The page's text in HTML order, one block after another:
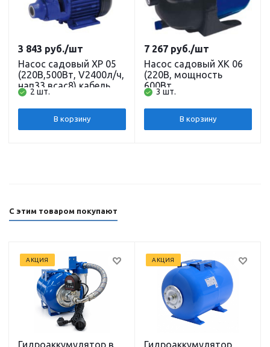
Насос садовый XP 05
(220В,500Вт, V2400л/ч,
нап33 всас8) кабель 0,5
м. BELAMOS
2 шт.
3 843 руб./шт
В корзину
Насос садовый XK 06
(220В, мощность
600Вт,
производительность
3000л/ч, напор 35 м,
глубина всасывания 8
м) кабель 1,5 м.
3 шт.
7 267 руб./шт
В корзину
С этим товаром покупают
АКЦИЯ
Гидроаккумулятор в
АКЦИЯ
Гидроаккумулятор